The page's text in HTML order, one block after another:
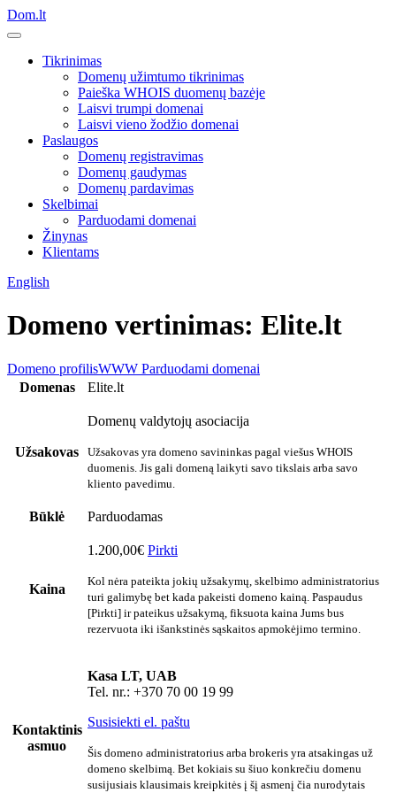
Dom.lt
Tikrinimas
Domenų užimtumo tikrinimas
Paieška WHOIS duomenų bazėje
Laisvi trumpi domenai
Laisvi vieno žodžio domenai
Paslaugos
Domenų registravimas
Domenų gaudymas
Domenų pardavimas
Skelbimai
Parduodami domenai
Žinynas
Klientams
English
Domeno vertinimas: Elite.lt
Domeno profilisWWW Parduodami domenai
Domenas
Elite.lt
Užsakovas
Domenų valdytojų asociacija
Užsakovas yra domeno savininkas pagal viešus WHOIS
duomenis. Jis gali domeną laikyti savo tikslais arba savo
kliento pavedimu.
Būklė Parduodamas
Kaina
1.200,00€ Pirkti
Kol nėra pateikta jokių užsakymų, skelbimo administratorius
turi galimybę bet kada pakeisti domeno kainą. Paspaudus
[Pirkti] ir pateikus užsakymą, fiksuota kaina Jums bus
rezervuota iki išankstinės sąskaitos apmokėjimo termino.
Kontaktinis
asmuo
Kasa LT, UAB
Tel. nr.: +370 70 00 19 99
Susisiekti el. paštu
Šis domeno administratorius arba brokeris yra atsakingas už
domeno skelbimą. Bet kokiais su šiuo konkrečiu domenu
susijusiais klausimais kreipkitės į šį asmenį čia nurodytais